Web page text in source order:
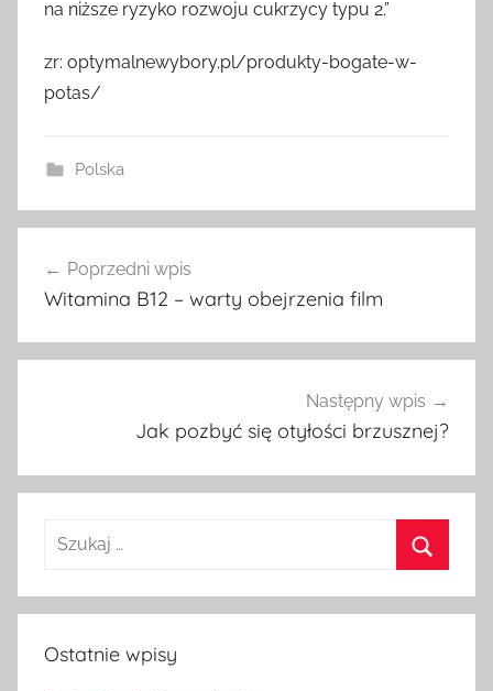
na niższe ryzyko rozwoju cukrzycy typu 2.”
zr: optymalnewybory.pl/produkty-bogate-w-
potas/
Polska
wpisu
Poprzedni wpis
Witamina B12 – warty obejrzenia film
Następny wpis
Jak pozbyć się otyłości brzusznej?
Szukaj:
Ostatnie wpisy